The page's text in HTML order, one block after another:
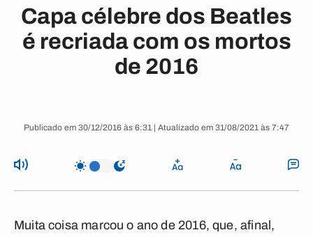
Capa célebre dos Beatles
é recriada com os mortos
de 2016
Publicado em 30/12/2016 às 6:31 | Atualizado em 31/08/2021 às 7:47
Muita coisa marcou o ano de 2016, que, afinal,